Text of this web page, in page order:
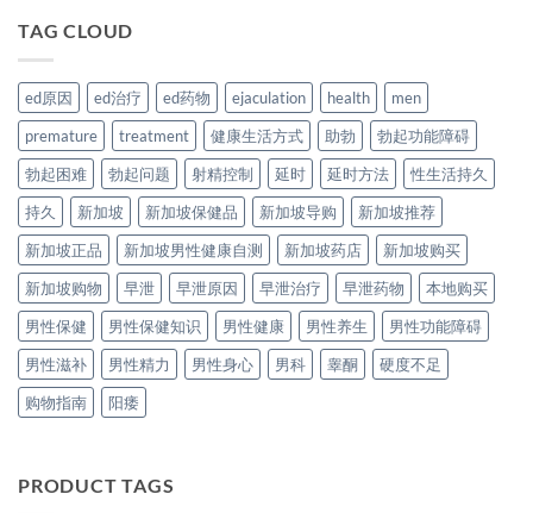
TAG CLOUD
ed原因 ed治疗 ed药物 ejaculation health
men
premature
treatment 健康生活方式 助勃
勃起功能障碍
勃起困难
勃起问题 射精控制 延时 延时方法
性生活持久
持久
新加坡 新加坡保健品 新加坡导购
新加坡推荐
新加坡正品
新加坡男性健康自测 新加坡药店
新加坡购买
新加坡购物
早泄 早泄原因 早泄治疗 早泄药物
本地购买
男性保健
男性保健知识 男性健康 男性养生
男性功能障碍
男性滋补
男性精力 男性身心 男科 睾酮
硬度不足
购物指南
阳痿
PRODUCT TAGS